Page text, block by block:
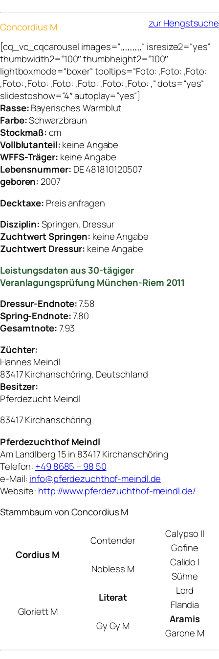
zur Hengstsuche
Concordius M
[cq_vc_cqcarousel images=“,,,,,,,,,“ isresize2=“yes“
thumbwidth2=“100″ thumbheight2=“100″
lightboxmode=“boxer“ tooltips=“Foto: ,Foto: ,Foto:
,Foto: ,Foto: ,Foto: ,Foto: ,Foto: ,Foto: ,“ dots=“yes“
slidestoshow=“4″ autoplay=“yes“]
Rasse:Bayerisches Warmblut
Farbe:Schwarzbraun
Stockmaß:cm
Vollblutanteil:keine Angabe
WFFS-Träger: keine Angabe
Lebensnummer: DE 481810120507
geboren: 2007
Decktaxe: Preis anfragen
Disziplin:Springen, Dressur
Zuchtwert Springen: keine Angabe
Zuchtwert Dressur: keine Angabe
Leistungsdaten aus 30-tägiger
Veranlagungsprüfung München-Riem 2011
Dressur-Endnote:7.58
Spring-Endnote:7.80
Gesamtnote:7.93
Züchter:
Hannes Meindl
83417 Kirchanschöring, Deutschland
Besitzer:
Pferdezucht Meindl
83417 Kirchanschöring
Pferdezuchthof Meindl
Am Landlberg 15 in 83417 Kirchanschöring
Telefon: +49 8685 – 98 50
e-Mail: info@pferdezuchthof-meindl.de
Website: http://www.pferdezuchthof-meindl.de/
Stammbaum von Concordius M
Cordius M
Contender
Calypso II
Gofine
Nobless M
Calido I
Sühne
Gloriett M
Literat
Lord
Flandia
Gy Gy M
Aramis
Garone M